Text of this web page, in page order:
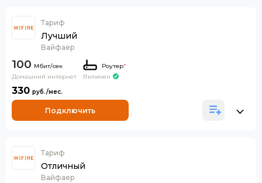
Тариф
Лучший
Вайфаер
100
Домашний интернет
Роутер*
Включен
330
Подключить
Тариф
Отличный
Вайфаер